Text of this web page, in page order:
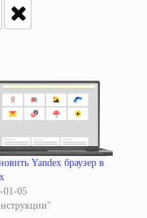
Yandex браузер в
01-05